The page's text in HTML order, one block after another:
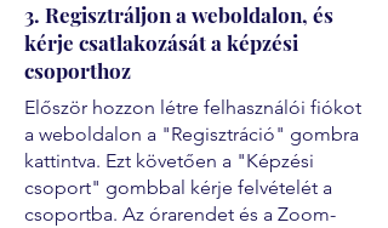
3. Regisztráljon a weboldalon, és
kérje csatlakozását a képzési
csoporthoz
Először hozzon létre felhasználói fiókot
a weboldalon a "Regisztráció" gombra
kattintva. Ezt követően a "Képzési
csoport" gombbal kérje felvételét a
csoportba. Az órarendet és a Zoom-